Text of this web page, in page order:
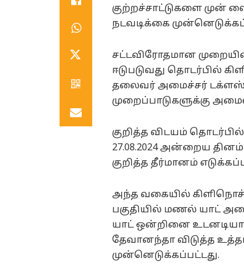
குற்றச்சாட்டுகளை முன்
நடவடிக்கை
சட்டவிரோதமான
ஈடுபடுவது தொடர்பில்
தலைவர் அமைச்சர் டக்ளஸ்
முறைப்பாடுகளுக்கு
குறித்த விடயம்
27.08.2024 அன்றைய தினம்
குறித்த தீர்மானம்
அந்த வகையில்
பகுதியில் மணல் யாட்
யாட் ஒன்றினை
தேவானந்தா விடுத்த
முன்னெடுக்கப்பட்டது.